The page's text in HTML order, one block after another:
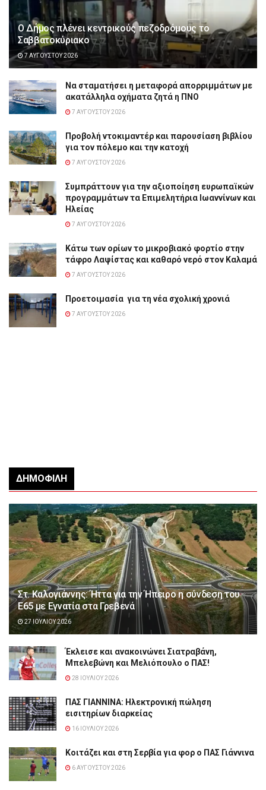
Ο Δήμος πλένει κεντρικούς πεζοδρόμους το
Σαββατοκύριακο
7 ΑΥΓΟΎΣΤΟΥ 2026
Να σταματήσει η μεταφορά απορριμμάτων με
ακατάλληλα οχήματα ζητά η ΠΝΟ
7 ΑΥΓΟΎΣΤΟΥ 2026
Προβολή ντοκιμαντέρ και παρουσίαση βιβλίου
για τον πόλεμο και την κατοχή
7 ΑΥΓΟΎΣΤΟΥ 2026
Συμπράττουν για την αξιοποίηση ευρωπαϊκών
προγραμμάτων τα Επιμελητήρια Ιωαννίνων και
Ηλείας
7 ΑΥΓΟΎΣΤΟΥ 2026
Κάτω των ορίων το μικροβιακό φορτίο στην
τάφρο Λαψίστας και καθαρό νερό στον Καλαμά
7 ΑΥΓΟΎΣΤΟΥ 2026
Προετοιμασία για τη νέα σχολική χρονιά
7 ΑΥΓΟΎΣΤΟΥ 2026
ΔΗΜΟΦΙΛΉ
Στ. Καλογιάννης: Ήττα για την Ήπειρο η σύνδεση του
Ε65 με Εγνατία στα Γρεβενά
27 ΙΟΥΛΊΟΥ 2026
Έκλεισε και ανακοινώνει Σιατραβάνη,
Μπελεβώνη και Μελιόπουλο ο ΠΑΣ!
28 ΙΟΥΛΊΟΥ 2026
ΠΑΣ ΓΙΑΝΝΙΝΑ: Hλεκτρονική πώληση
εισιτηρίων διαρκείας
16 ΙΟΥΛΊΟΥ 2026
Κοιτάζει και στη Σερβία για φορ ο ΠΑΣ Γιάννινα
6 ΑΥΓΟΎΣΤΟΥ 2026